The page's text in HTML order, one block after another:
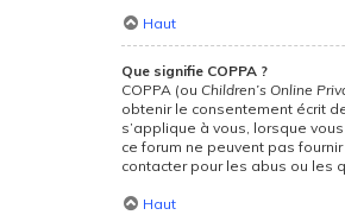
Haut
Que signifie COPPA ?
COPPA (ouChildren’s Online
obtenir le consentement écrit
s’applique à vous, lorsque
ce forum ne peuvent pas
contacter pour les abus ou les
Haut